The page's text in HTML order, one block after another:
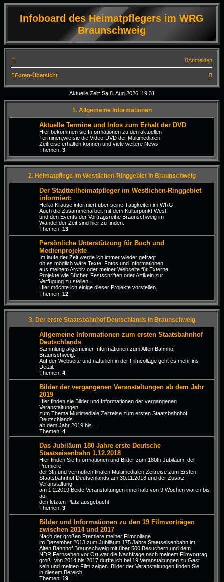
Infoboard des Heimatpflegers im WRG
Braunschweig
Anmelden
Foren-Übersicht
u
c
Aktuelle Zeit: Sa 8. Aug 2026, 19:31
1. Allgemeine Informationen
Aktuelle Termine und Infos zum Erhalt der DVD
Hier bekommen sie Informationen zu den aktuellen
Terminen,wie sie die Video-DVD der Multimedialen
Zeitreise erhalten können und viele weitere News.
Themen: 3
2. Heimatpflege im Westlichen-Ringgebiet in Braunschweig
Der Stadtteilheimatpfleger im Westlichen-Ringgebiet
informiert:
Heiko Krause informiert über seine Tätigkeiten im WRG.
Auch die Zusammenarbeit mit dem Kulturpunkt West
und den Events der Vortragsreihe Braunschweig im
Wandel der Zeit sind hier zu finden.
Themen: 13
Persönliche Unterstützung für Buch und
Medienprojekte
Im laufe der Zeit werde ich immer wieder gefragt
ob es möglich wäre Texte, Fotos und Informationen
aus meinem Archiv oder meiner Webseite für Externe
Projekte wie Bücher, Festschriften oder Artikeln zur
Verfügung zu stellen.
Hier möchte ich einige dieser Projekte vorstellen.
Themen: 12
3. Der erste Staatsbahnhof Deutschlands in Braunschweig
Allgemeine Informationen zum ersten Staatsbahnhof
Deutschlands
Sammlung allgemeiner Informationen zum Alten Bahnhof
Braunschweig.
Auf der Webseite und natürlich in der Filmcollage geht es mehr ins
Detail.
Themen: 4
Bilder der vergangenen Veranstaltungen ab dem Jahr
2019
Hier finden sie Bilder und Informationen der vergangenen
Veranstaltungen
zum Thema Multimediale Zeitreise zum ersten Staatsbahnhof
Deutschlands
ab dem Jahr 2019 bis ...
Themen: 4
Das Jubiläum 180 Jahre erste Deutsche
Staatseisenbahn 1.12.2018
Hier finden Sie Informationen und Bilder zum 180th Jubiläum, der
Premiere
der 3th und vermutlich finalen Multimedialen Zeitreise zum Ersten
Staatsbahnhof Deutschlands am 30.11.2018 und der Zusatz
Veranstaltung
am 1.2.2019 Beide Veranstaltungen innerhalb von 9 Wochen waren bis
auf
den letzten Platz ausgebucht.
Themen: 3
Bilder und Informationen zu den 19 Filmvorträgen
zwischen 2014 und 2017
Nach der großen Premiere meiner Filmcollage
im Dezember 2013 zum Jubiläum 175 Jahre Staatseisenbahn im
Alten Bahnhof Braunschweig mit über 500 Besuchern und dem
NDR Fernsehen vor Ort war die Nachfrage nach meinem Filmvortrag
groß. Von 2014 bis 2017 durfte ich bei 19 Veranstaltungen zu Gast
sein und meinen Film zeigen. Bilder der Veranstaltungen finden Sie
in diesem Bereich.
Themen: 19